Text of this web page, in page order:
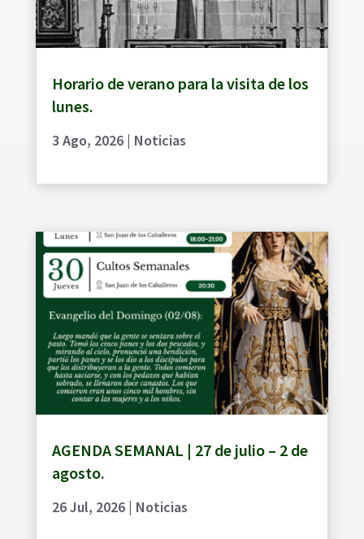
Horario de verano para la visita de los
lunes.
3 Ago, 2026| Noticias
AGENDA SEMANAL | 27 de julio – 2 de
agosto.
26 Jul, 2026| Noticias